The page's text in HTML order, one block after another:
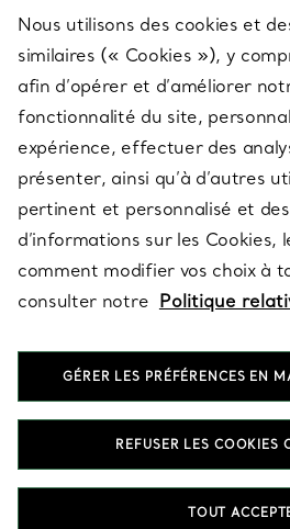
SERVICES
À PROPOS
QUESTIONS LÉGALES
SUIVEZ-NOUS
T&Co.
Nous utilisons des cookies et
similaires (« Cookies »), y
afin d’opérer et d’améliorer
fonctionnalité du site,
expérience, effectuer des
présenter, ainsi qu’à d’autres
pertinent et personnalisé et
d’informations sur les Cookies,
comment modifier vos choix à
consulter notre Politique
GÉRER LES PRÉFÉRENCES EN
REFUSER LES COOKIES
TOUT